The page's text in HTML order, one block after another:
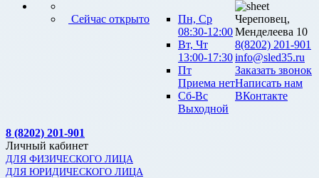
Сейчас открыто
Пн, Ср
08:30-12:00
Вт, Чт
13:00-17:30
Пт
Приема нет
Сб-Вс
Выходной
Череповец,
Менделеева 10
8(8202) 201-901
info@sled35.ru
Заказать звонок
Написать нам
ВКонтакте
8 (8202) 201-901
Личный кабинет
ДЛЯ ФИЗИЧЕСКОГО ЛИЦА
ДЛЯ ЮРИДИЧЕСКОГО ЛИЦА